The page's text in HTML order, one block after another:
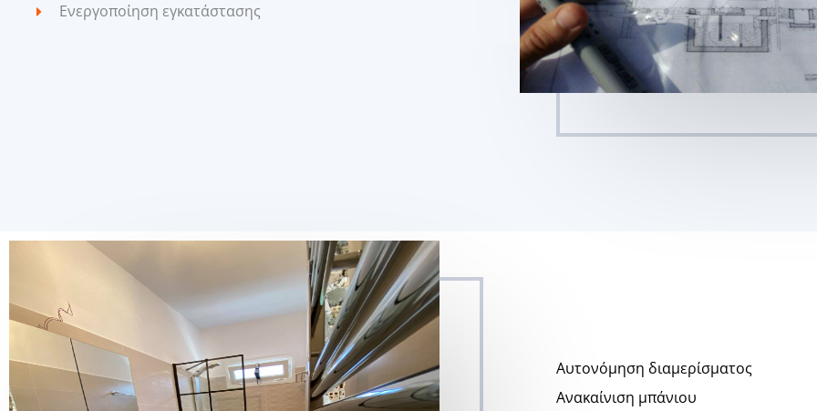
Ενεργοποίηση εγκατάστασης
Αυτονόμηση διαμερίσματος
Ανακαίνιση μπάνιου